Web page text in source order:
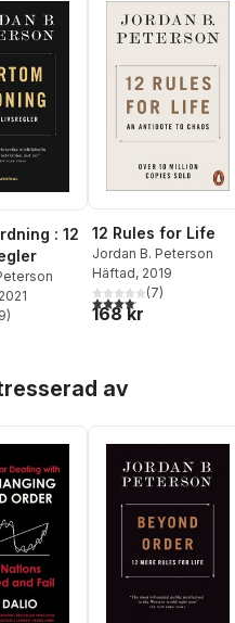
: 12
Totalt antal röster:
)
12 Rules for Life
Jordan B. Peterson
Häftad, 2019
4,1utav 5 stjärnor.
(7)
168 kr
av